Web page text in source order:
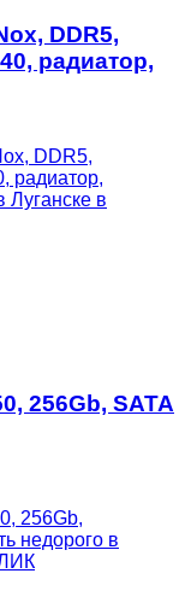
DDR5,
радиатор,
256Gb, SATA